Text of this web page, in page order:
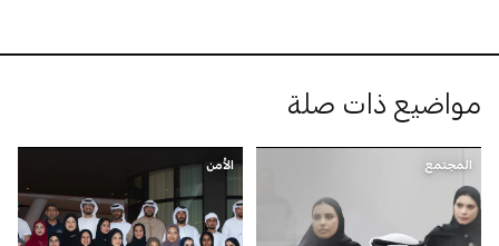
مواضيع ذات صلة
المجتمع الأمن